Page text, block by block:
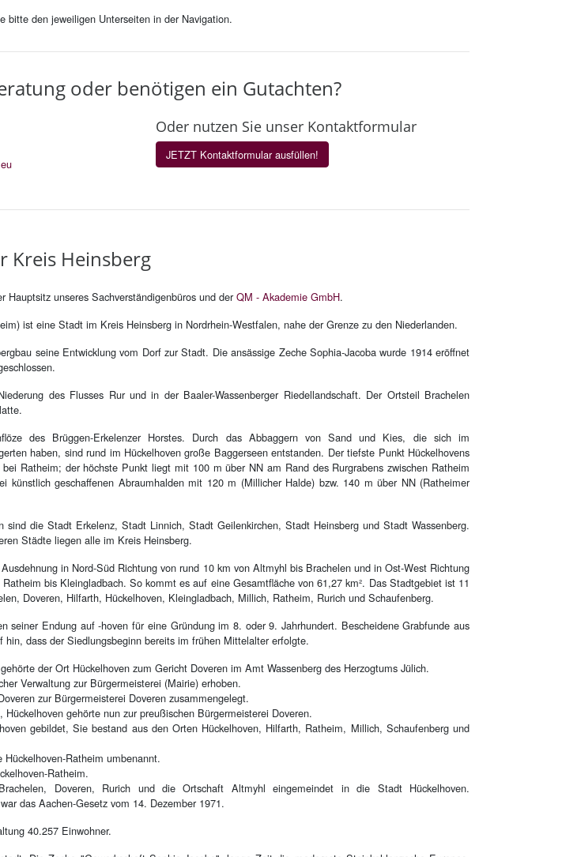
bitte den jeweiligen Unterseiten in der Navigation.
oder be­nö­ti­gen ein Gut­ach­ten?
Oder nut­zen Sie unser Kon­takt­for­mu­lar
JETZT Kontaktformular ausfüllen!
Kreis Heins­berg
Hauptsitz unseres Sachverständigenbüros und derQM - Akademie GmbH.
ist eine Stadt im Kreis Heinsberg in Nordrhein-Westfalen, nahe der Grenze zu den Niederlanden.
seine Entwicklung vom Dorf zur Stadt. Die ansässige Zeche Sophia-Jacoba wurde 1914 eröffnet
des Flusses Rur und in der Baaler-Wassenberger Riedellandschaft. Der Ortsteil Brachelen
des Brüggen-Erkelenzer Horstes. Durch das Abbaggern von Sand und Kies, die sich im
haben, sind rund im Hückelhoven große Baggerseen entstanden. Der tiefste Punkt Hückelhovens
Ratheim; der höchste Punkt liegt mit 100 m über NN am Rand des Rurgrabens zwischen Ratheim
künstlich geschaffenen Abraumhalden mit 120 m (Millicher Halde) bzw. 140 m über NN (Ratheimer
sind die Stadt Erkelenz, Stadt Linnich, Stadt Geilenkirchen, Stadt Heinsberg und Stadt Wassenberg.
Städte liegen alle im Kreis Heinsberg.
in Nord-Süd Richtung von rund 10 km von Altmyhl bis Brachelen und in Ost-West Richtung
bis Kleingladbach. So kommt es auf eine Gesamtfläche von 61,27 km². Das Stadtgebiet ist 11
Doveren, Hilfarth, Hückelhoven, Kleingladbach, Millich, Ratheim, Rurich und Schaufenberg.
seiner Endung auf -hoven für eine Gründung im 8. oder 9. Jahrhundert. Bescheidene Grabfunde aus
dass der Siedlungsbeginn bereits im frühen Mittelalter erfolgte.
der Ort Hückelhoven zum Gericht Doveren im Amt Wassenberg des Herzogtums Jülich.
Verwaltung zur Bürgermeisterei (Mairie) erhoben.
zur Bürgermeisterei Doveren zusammengelegt.
gehörte nun zur preußischen Bürgermeisterei Doveren.
gebildet, Sie bestand aus den Orten Hückelhoven, Hilfarth, Ratheim, Millich, Schaufenberg und
Ratheim umbenannt.
Ratheim.
Doveren, Rurich und die Ortschaft Altmyhl eingemeindet in die Stadt Hückelhoven.
das Aachen-Gesetz vom 14. Dezember 1971.
40.257 Einwohner.